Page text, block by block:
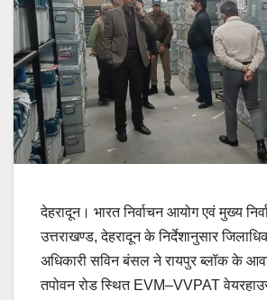
देहरादून। भारत निर्वाचन आयोग एवं मुख्य
उत्तराखण्ड, देहरादून के निर्देशानुसार
अधिकारी सविन बंसल ने रायपुर ब्लॉक के
तपोवन रोड स्थित EVM–VVPAT वेयरहाउस